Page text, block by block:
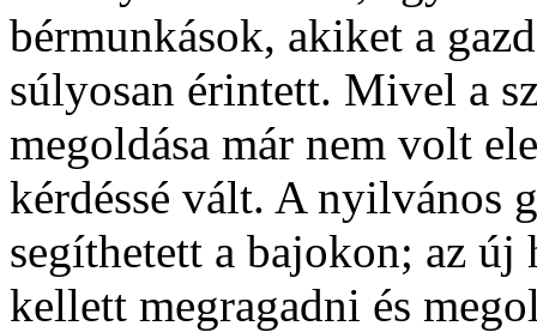
bérmunkások, akiket a
súlyosan érintett. Mivel a
megoldása már nem volt
kérdéssé vált. A nyilvános
segíthetett a bajokon; az
kellett megragadni és